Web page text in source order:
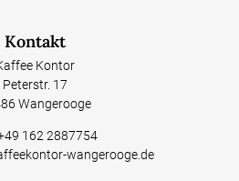
Kontakt
Kontor
Peterstr. 17
Wangerooge
162 2887754
wangerooge.de